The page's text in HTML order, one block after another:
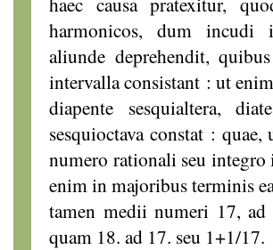
harmonicos, dum incudi
aliunde deprehendit,
intervalla consistant : ut
diapente sesquialtera,
sesquioctava constat :
numero rationali seu integro
enim in majoribus terminis
tamen medii numeri 17,
quam 18. ad 17. seu 1+1/17.